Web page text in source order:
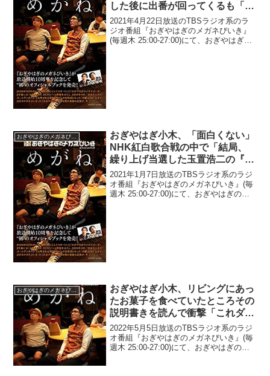
した後に出番が回ってくるも「さ
まぁ～ずとくりぃむしちゅーが励
ましてくれた」と明かす
2021年4月22日放送のTBSラジオ系のラ
ジオ番組『おぎやはぎのメガネびいき』
(毎週木 25:00-27:00)にて、おぎやはぎの
おぎやはぎのメガネびいき
おぎやはぎ小木、「面白くない」
NHK紅白歌合戦の中で「結局、
繰り上げ当選した玉置浩二の『田
園』が一番面白かった」と発言
2021年1月7日放送のTBSラジオ系のラジ
オ番組『おぎやはぎのメガネびいき』(毎
週木 25:00-27:00)にて、おぎやはぎの小
おぎやはぎのメガネびいき
おぎやはぎ小木、リビングにあっ
たお菓子を食べていたところその
説明書きを読んで衝撃「これダイ
エットにいいなって思ったら…」
2022年5月5日放送のTBSラジオ系のラジ
オ番組『おぎやはぎのメガネびいき』(毎
週木 25:00-27:00)にて、おぎやはぎの小